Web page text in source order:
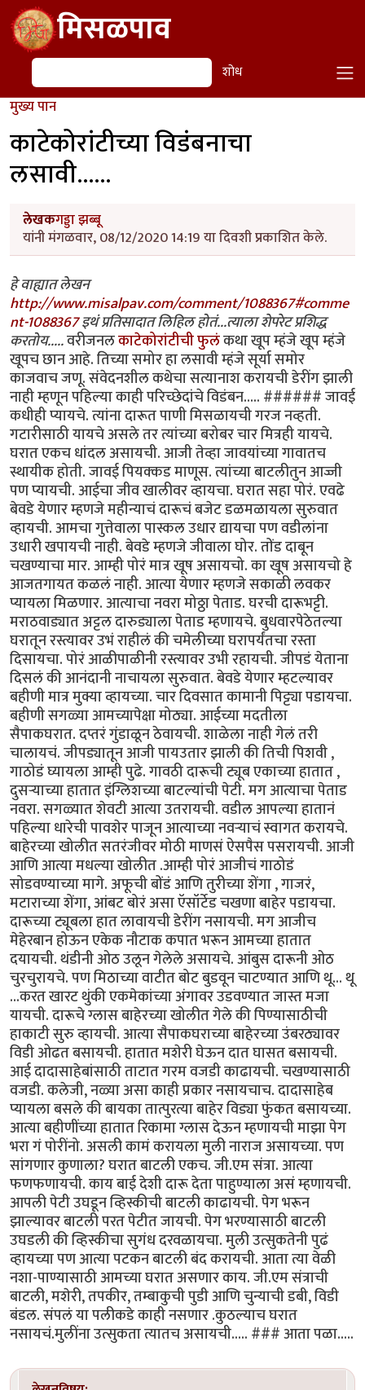
Skip to main contentमिसळपाव
शोध शोध
मुख्य पान
काटेकोरांटीच्या विडंबनाचा
लसावी......
लेखकगड्डा झब्बू
यांनी मंगळवार, 08/12/2020 14:19 या दिवशी प्रकाशित केले.
हे वाह्यात लेखन
http://www.misalpav.com/comment/1088367#comme
nt-1088367इथं प्रतिसादात लिहिल होतं...त्याला शेपरेट प्रशिद्ध
करतोय.....वरीजनलकाटेकोरांटीची फुलंकथा खूप म्हंजे खूप म्हंजे
खूपच छान आहे. तिच्या समोर हा लसावी म्हंजे सूर्या समोर
काजवाच जणू. संवेदनशील कथेचा सत्यानाश करायची डेरींग झाली
नाही म्हणून पहिल्या काही परिच्छेदांचे विडंबन..... ###### जावई
कधीही प्यायचे. त्यांना दारूत पाणी मिसळायची गरज नव्हती.
गटारीसाठी यायचे असले तर त्यांच्या बरोबर चार मित्रही यायचे.
घरात एकच धांदल असायची. आजी तेव्हा जावयांच्या गावातच
स्थायीक होती. जावई पियक्कड माणूस. त्यांच्या बाटलीतुन आज्जी
पण प्यायची. आईचा जीव खालीवर व्हायचा. घरात सहा पोरं. एवढे
बेवडे येणार म्हणजे महीन्याचं दारूचं बजेट डळमळायला सुरुवात
व्हायची. आमचा गुत्तेवाला पास्कल उधार द्यायचा पण वडीलांना
उधारी खपायची नाही. बेवडे म्हणजे जीवाला घोर. तोंड दाबून
चखण्याचा मार. आम्ही पोरं मात्र खूष असायचो. का खूष असायचो हे
आजतगायत कळलं नाही. आत्या येणार म्हणजे सकाळी लवकर
प्यायला मिळणार. आत्याचा नवरा मोठ्ठा पेताड. घरची दारूभट्टी.
मराठवाड्यात अट्टल दारुड्याला पेताड म्हणायचे. बुधवारपेठेतल्या
घरातून रस्त्यावर उभं राहीलं की चमेलीच्या घरापर्यंतचा रस्ता
दिसायचा. पोरं आळीपाळीनी रस्त्यावर उभी रहायची. जीपडं येताना
दिसलं की आनंदानी नाचायला सुरुवात. बेवडे येणार म्हटल्यावर
बहीणी मात्र मुक्या व्हायच्या. चार दिवसात कामानी पिट्ट्या पडायचा.
बहीणी सगळ्या आमच्यापेक्षा मोठ्या. आईच्या मदतीला
सैपाकघरात. दप्तरं गुंडाळून ठेवायची. शाळेला नाही गेलं तरी
चालायचं. जीपड्यातून आजी पायउतार झाली की तिची पिशवी ,
गाठोडं घ्यायला आम्ही पुढे. गावठी दारूची ट्यूब एकाच्या हातात ,
दुसर्‍याच्या हातात इंग्लिशच्या बाटल्यांची पेटी. मग आत्याचा पेताड
नवरा. सगळ्यात शेवटी आत्या उतरायची. वडील आपल्या हातानं
पहिल्या धारेची पावशेर पाजून आत्याच्या नवर्‍याचं स्वागत करायचे.
बाहेरच्या खोलीत सतरंजीवर मोठी माणसं ऐसपैस पसरायची. आजी
आणि आत्या मधल्या खोलीत .आम्ही पोरं आजीचं गाठोडं
सोडवण्याच्या मागे. अफूची बोंडं आणि तुरीच्या शेंगा , गाजरं,
मटाराच्या शेंगा, आंबट बोरं असा ऍसॉर्टेड चखणा बाहेर पडायचा.
दारूच्या ट्यूबला हात लावायची डेरींग नसायची. मग आजीच
मेहेरबान होऊन एकेक नौटाक कपात भरून आमच्या हातात
दयायची. थंडीनी ओठ उलून गेलेले असायचे. आंबुस दारूनी ओठ
चुरचुरायचे. पण मिठाच्या वाटीत बोट बुडवून चाटण्यात आणि थू... थू
...करत खारट थुंकी एकमेकांच्या अंगावर उडवण्यात जास्त मजा
यायची. दारूचे ग्लास बाहेरच्या खोलीत गेले की पिण्यासाठीची
हाकाटी सुरु व्हायची. आत्या सैपाकघराच्या बाहेरच्या उंबरठ्यावर
विडी ओढत बसायची. हातात मशेरी घेऊन दात घासत बसायची.
आई दादासाहेबांसाठी ताटात गरम वजडी काढायची. चखण्यासाठी
वजडी. कलेजी, नळ्या असा काही प्रकार नसायचाच. दादासाहेब
प्यायला बसले की बायका तात्पुरत्या बाहेर विड्या फुंकत बसायच्या.
आत्या बहीणींच्या हातात रिकामा ग्लास देऊन म्हणायची माझा पेग
भरा गं पोरींनो. असली कामं करायला मुली नाराज असायच्या. पण
सांगणार कुणाला? घरात बाटली एकच. जी.एम संत्रा. आत्या
फणफणायची. काय बाई देशी दारू देता पाहुण्याला असं म्हणायची.
आपली पेटी उघडून व्हिस्कीची बाटली काढायची. पेग भरून
झाल्यावर बाटली परत पेटीत जायची. पेग भरण्यासाठी बाटली
उघडली की व्हिस्कीचा सुगंध दरवळायचा. मुली उत्सुकतेनी पुढं
व्हायच्या पण आत्या पटकन बाटली बंद करायची. आता त्या वेळी
नशा-पाण्यासाठी आमच्या घरात असणार काय. जी.एम संत्राची
बाटली, मशेरी, तपकीर, तम्बाकुची पुडी आणि चुन्याची डबी, विडी
बंडल. संपलं या पलीकडे काही नसणार .कुठल्याच घरात
नसायचं.मुलींना उत्सुकता त्यातच असायची..... ### आता पळा.....